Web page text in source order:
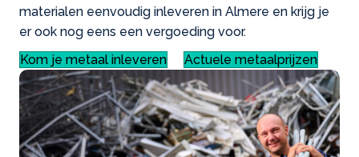
materialen eenvoudig inleveren in Almere en krijg je
er ook nog eens een vergoeding voor.
Kom je metaal inleveren
Actuele metaalprijzen